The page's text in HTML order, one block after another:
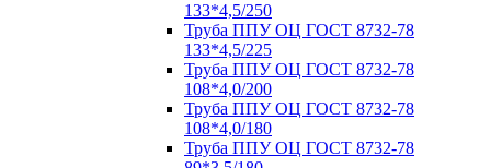
133*4,5/250
Труба ППУ ОЦ ГОСТ 8732-78
133*4,5/225
Труба ППУ ОЦ ГОСТ 8732-78
108*4,0/200
Труба ППУ ОЦ ГОСТ 8732-78
108*4,0/180
Труба ППУ ОЦ ГОСТ 8732-78